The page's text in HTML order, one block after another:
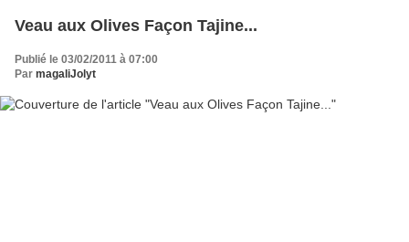
Veau aux Olives Façon Tajine...
Publié le 03/02/2011 à 07:00
Par magaliJolyt